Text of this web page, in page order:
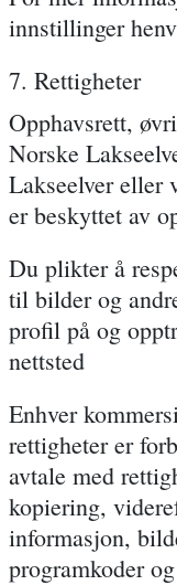
innstillinger
7. Rettigheter
Opphavsrett,
Norske
Lakseelver eller
er beskyttet av
Du plikter å
til bilder og
profil på og
nettsted
Enhver
rettigheter er
avtale med
kopiering,
informasjon,
programkoder